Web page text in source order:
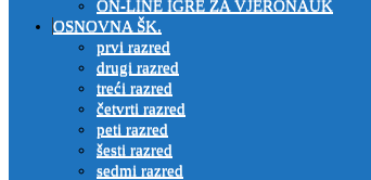
ON-LINE IGRE ZA VJERONAUK
OSNOVNA ŠK.
prvi razred
drugi razred
treći razred
četvrti razred
peti razred
šesti razred
sedmi razred